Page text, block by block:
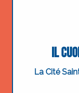
Il
La Cité